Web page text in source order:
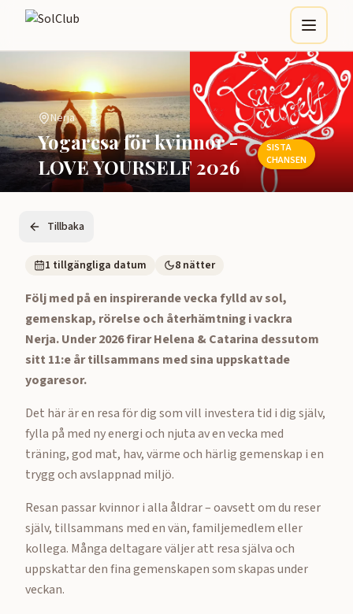
Nerja
Yogaresa för kvinnor -
LOVE YOURSELF 2026
SISTA
CHANSEN
Tillbaka
1 tillgängliga datum 8 nätter
Följ med på en inspirerande vecka fylld av sol,
gemenskap, rörelse och återhämtning i vackra
Nerja. Under 2026 firar Helena & Catarina dessutom
sitt 11:e år tillsammans med sina uppskattade
yogaresor.
Det här är en resa för dig som vill investera tid i dig själv,
fylla på med ny energi och njuta av en vecka med
träning, god mat, hav, värme och härlig gemenskap i en
trygg och avslappnad miljö.
Resan passar kvinnor i alla åldrar – oavsett om du reser
själv, tillsammans med en vän, familjemedlem eller
kollega. Många deltagare väljer att resa själva och
uppskattar den fina gemenskapen som skapas under
veckan.